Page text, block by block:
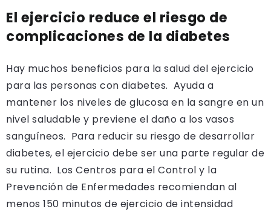
El ejercicio reduce el riesgo de
complicaciones de la diabetes
Hay muchos beneficios para la salud del ejercicio
para las personas con diabetes. Ayuda a
mantener los niveles de glucosa en la sangre en un
nivel saludable y previene el daño a los vasos
sanguíneos. Para reducir su riesgo de desarrollar
diabetes, el ejercicio debe ser una parte regular de
su rutina. Los Centros para el Control y la
Prevención de Enfermedades recomiendan al
menos 150 minutos de ejercicio de intensidad